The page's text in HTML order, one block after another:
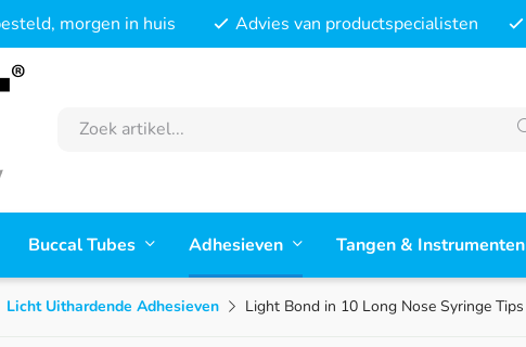
morgen in huis Advies van productspecialisten
Buccal Tubes Adhesieven Tangen & Instrumenten
Licht Uithardende Adhesieven Light Bond in 10 Long Nose Syringe Tips